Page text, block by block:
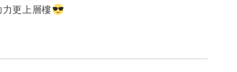
更上層樓